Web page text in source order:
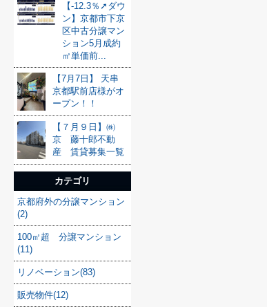
【-12.3％➚ダウ
ン】京都市下京
区中古分譲マン
ション5月成約
㎡単価前...
【7月7日】 天串
京都駅前店様がオ
ープン！！
【７月９日】㈱
京 藤十郎不動
産 賃貸募集一覧
カテゴリ
京都府外の分譲マンション
(2)
100㎡超 分譲マンション
(11)
リノベーション(83)
販売物件(12)